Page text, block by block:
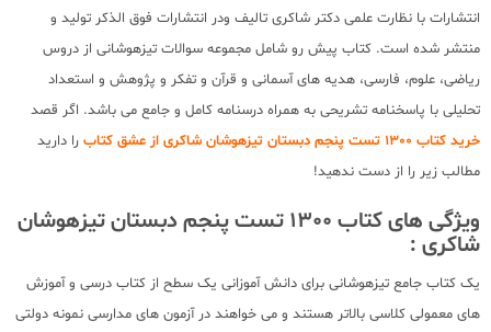
انتشارات با نظارت علمی دکتر شاکری تالیف ودر انتشارات فوق الذکر تولید و
منتشر شده است. کتاب پیش رو شامل مجموعه سوالات تیزهوشانی از دروس
ریاضی، علوم، فارسی، هدیه های آسمانی و قرآن و تفکر و پژوهش و استعداد
تحلیلی با پاسخنامه تشریحی به همراه درسنامه کامل و جامع می باشد. اگر قصد
خرید کتاب 1300 تست پنجم دبستان تیزهوشان شاکری از عشق کتاب
را دارید
مطالب زیر را از دست ندهید!
ویژگی های کتاب 1300 تست پنجم دبستان تیزهوشان
شاکری :
یک کتاب جامع تیزهوشانی برای دانش آموزانی یک سطح از کتاب درسی و آموزش
های معمولی کلاسی بالاتر هستند و می خواهند در آزمون های مدارسی نمونه دولتی